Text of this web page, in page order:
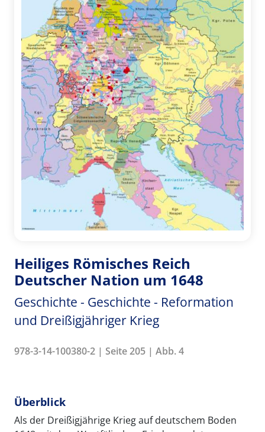
Heiliges Römisches Reich
Deutscher Nation um 1648
Geschichte - Geschichte - Reformation
und Dreißigjähriger Krieg
978-3-14-100380-2 | Seite 205 | Abb. 4
Überblick
Als der Dreißigjährige Krieg auf deutschem Boden